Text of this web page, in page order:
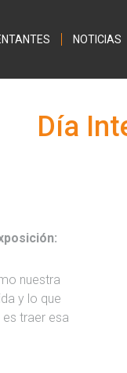
NOTICIAS
Día
nuestra
y lo que
traer esa